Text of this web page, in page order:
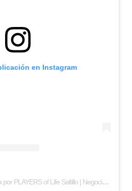
en Instagram
Una publicación compartida por PLAYERS of Life Saltillo | Negocios y estilo de vida (@players_saltillo)